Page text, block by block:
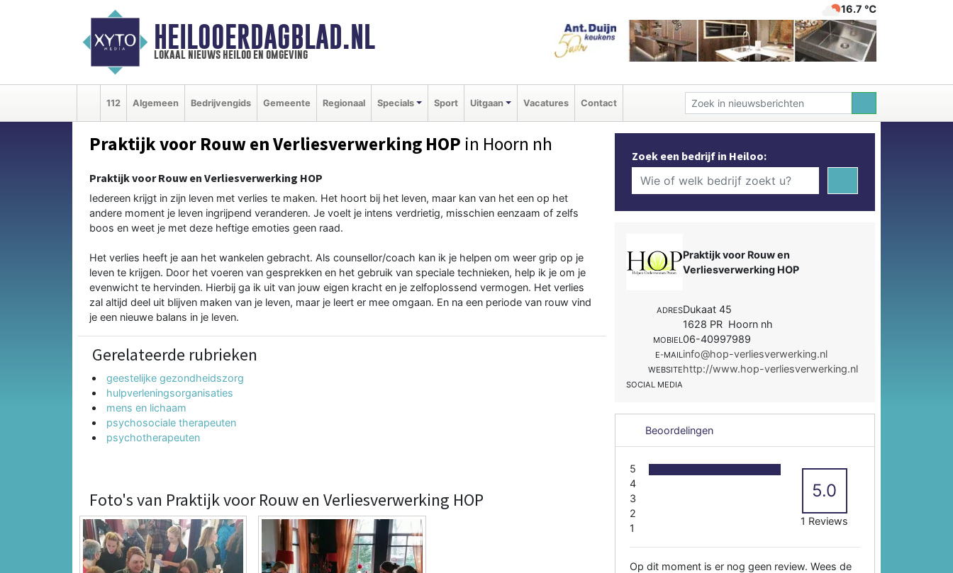
HEILOOERDAGBLAD.NL
lokaal nieuws heiloo en omgeving
16.7 ℃
112 Algemeen Bedrijvengids Gemeente Regionaal Specials Sport Uitgaan Vacatures Contact
Praktijk voor Rouw en Verliesverwerking HOP in Hoorn nh
Praktijk voor Rouw en Verliesverwerking HOP
Iedereen krijgt in zijn leven met verlies te maken. Het hoort bij het leven, maar kan van het een op het
andere moment je leven ingrijpend veranderen. Je voelt je intens verdrietig, misschien eenzaam of zelfs
boos en weet je met deze heftige emoties geen raad.
Het verlies heeft je aan het wankelen gebracht. Als counsellor/coach kan ik je helpen om weer grip op je
leven te krijgen. Door het voeren van gesprekken en het gebruik van speciale technieken, help ik je om je
evenwicht te hervinden. Hierbij ga ik uit van jouw eigen kracht en je zelfoplossend vermogen. Het verlies
zal altijd deel uit blijven maken van je leven, maar je leert er mee omgaan. En na een periode van rouw vind
je een nieuwe balans in je leven.
Gerelateerde rubrieken
geestelijke gezondheidszorg
hulpverleningsorganisaties
mens en lichaam
psychosociale therapeuten
psychotherapeuten
Foto's van Praktijk voor Rouw en Verliesverwerking HOP
Zoek een bedrijf in Heiloo:
Praktijk voor Rouw en
Verliesverwerking HOP
ADRESDukaat 45
1628 PR Hoorn nh
MOBIEL06-40997989
E-MAILinfo@hop-verliesverwerking.nl
WEBSITEhttp://www.hop-verliesverwerking.nl
SOCIAL MEDIA
Beoordelingen
5
4
3
2
1
5.0
1 Reviews
Op dit moment is er nog geen review. Wees de